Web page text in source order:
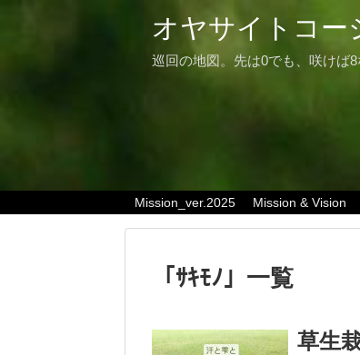
オヤサイトコー
巡回の地図。先は0でも、咲けば8
Mission_ver.2025 Mission & Vision
「 ｻｷﾓﾉ 」 一覧
草生